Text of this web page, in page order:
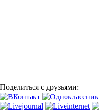
Поделиться с друзьями: